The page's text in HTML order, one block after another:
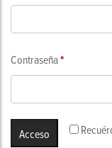
Contraseña*Obligatorio
Acceso